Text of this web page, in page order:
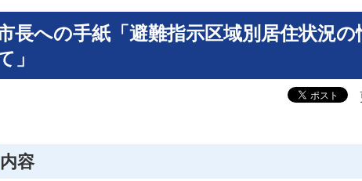
長への手紙「避難指示区域別居住状況
」
内容